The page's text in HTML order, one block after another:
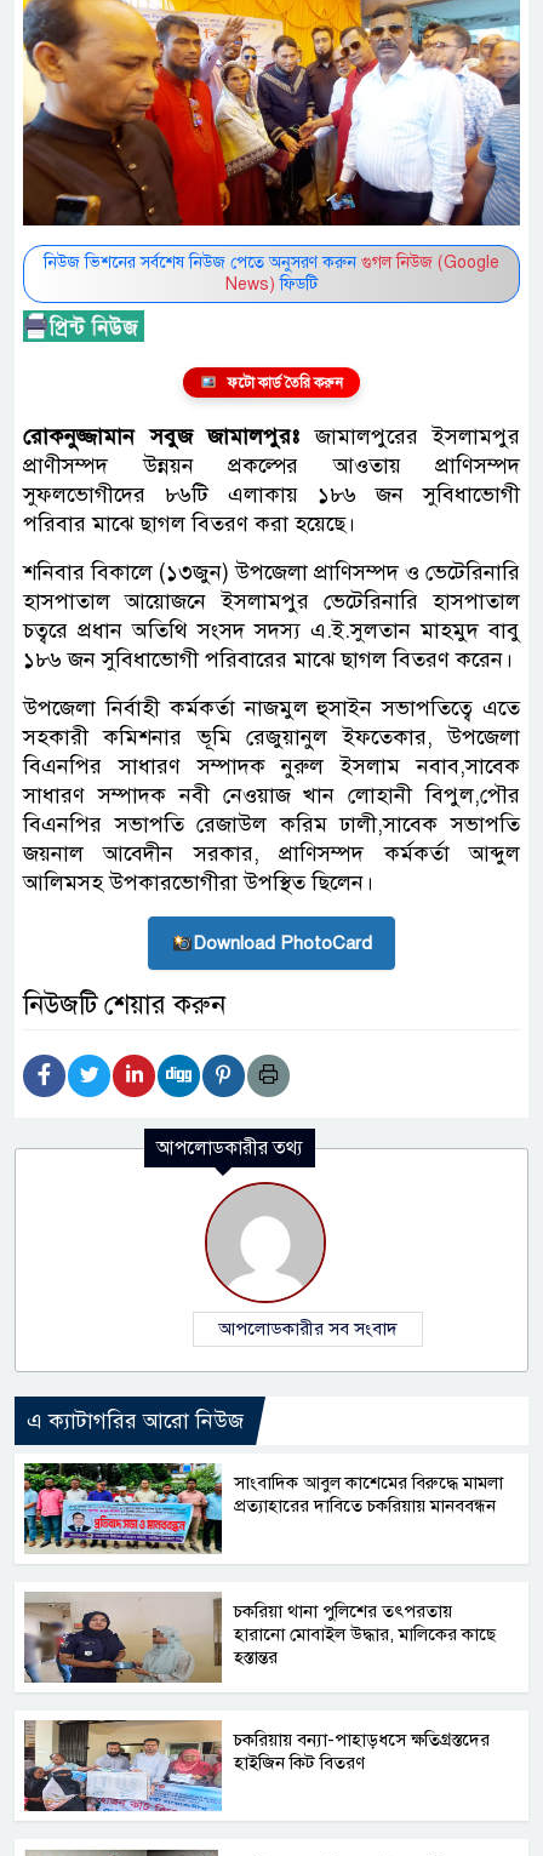
নিউজ ভিশনের সর্বশেষ নিউজ পেতে অনুসরণ করুন গুগল নিউজ (Google
News) ফিডটি
ফটো কার্ড তৈরি করুন
রোকনুজ্জামান সবুজ জামালপুরঃ জামালপুরের ইসলামপুর
প্রাণীসম্পদ উন্নয়ন প্রকল্পের আওতায় প্রাণিসম্পদ
সুফলভোগীদের ৮৬টি এলাকায় ১৮৬ জন সুবিধাভোগী
পরিবার মাঝে ছাগল বিতরণ করা হয়েছে।
শনিবার বিকালে (১৩জুন) উপজেলা প্রাণিসম্পদ ও ভেটেরিনারি
হাসপাতাল আয়োজনে ইসলামপুর ভেটেরিনারি হাসপাতাল
চত্বরে প্রধান অতিথি সংসদ সদস্য এ.ই.সুলতান মাহমুদ বাবু
১৮৬ জন সুবিধাভোগী পরিবারের মাঝে ছাগল বিতরণ করেন।
উপজেলা নির্বাহী কর্মকর্তা নাজমুল হুসাইন সভাপতিত্বে এতে
সহকারী কমিশনার ভূমি রেজুয়ানুল ইফতেকার, উপজেলা
বিএনপির সাধারণ সম্পাদক নুরুল ইসলাম নবাব,সাবেক
সাধারণ সম্পাদক নবী নেওয়াজ খান লোহানী বিপুল,পৌর
বিএনপির সভাপতি রেজাউল করিম ঢালী,সাবেক সভাপতি
জয়নাল আবেদীন সরকার, প্রাণিসম্পদ কর্মকর্তা আব্দুল
আলিমসহ উপকারভোগীরা উপস্থিত ছিলেন।
Download PhotoCard
নিউজটি শেয়ার করুন
আপলোডকারীর তথ্য
আপলোডকারীর সব সংবাদ
এ ক্যাটাগরির আরো নিউজ
সাংবাদিক আবুল কাশেমের বিরুদ্ধে মামলা
প্রত্যাহারের দাবিতে চকরিয়ায় মানববন্ধন
চকরিয়া থানা পুলিশের তৎপরতায়
হারানো মোবাইল উদ্ধার, মালিকের কাছে
হস্তান্তর
চকরিয়ায় বন্যা-পাহাড়ধসে ক্ষতিগ্রস্তদের
হাইজিন কিট বিতরণ